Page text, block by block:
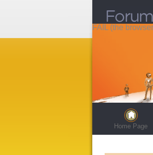
FAIL (the
Home Page